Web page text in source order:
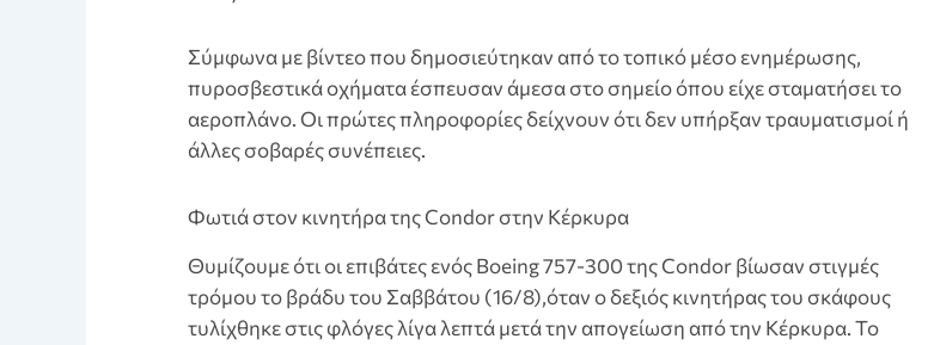
Σύμφωνα με βίντεο που δημοσιεύτηκαν από το τοπικό μέσο ενημέρωσης,
πυροσβεστικά οχήματα έσπευσαν άμεσα στο σημείο όπου είχε σταματήσει το
αεροπλάνο. Οι πρώτες πληροφορίες δείχνουν ότι δεν υπήρξαν τραυματισμοί ή
άλλες σοβαρές συνέπειες.
Φωτιά στον κινητήρα της Condor στην Κέρκυρα
Θυμίζουμε ότι οι επιβάτες ενός Boeing 757-300 της Condor βίωσαν στιγμές
τρόμου το βράδυ του Σαββάτου (16/8),όταν ο δεξιός κινητήρας του σκάφους
τυλίχθηκε στις φλόγες λίγα λεπτά μετά την απογείωση από την Κέρκυρα. Το